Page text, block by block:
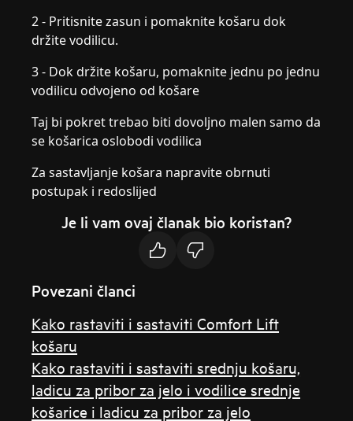
2 - Pritisnite zasun i pomaknite košaru dok
držite vodilicu.
3 - Dok držite košaru, pomaknite jednu po jednu
vodilicu odvojeno od košare
Taj bi pokret trebao biti dovoljno malen samo da
se košarica oslobodi vodilica
Za sastavljanje košara napravite obrnuti
postupak i redoslijed
Je li vam ovaj članak bio koristan?
Povezani članci
Kako rastaviti i sastaviti Comfort Lift
košaru
Kako rastaviti i sastaviti srednju košaru,
ladicu za pribor za jelo i vodilice srednje
košarice i ladicu za pribor za jelo